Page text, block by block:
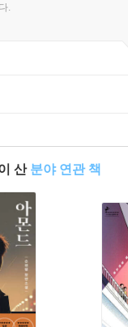
.
산 분야 연관 책